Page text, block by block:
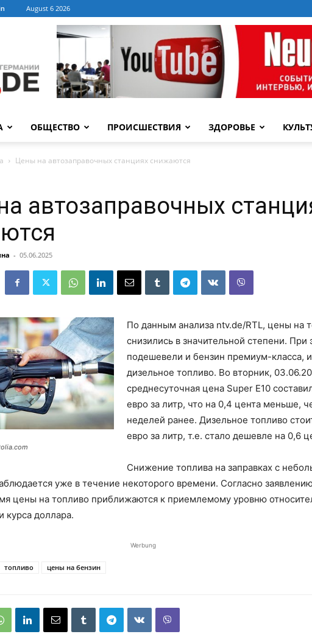
August 6 2026
ОБЩЕСТВО ПРОИСШЕСТВИЯ ЗДОРОВЬЕ
Цены на автозаправочных станциях снижаются
автозаправочных
- 05.06.2025
По данным анализа ntv.de/RTL, цены на
снизились в значительной степени. При
подешевели и бензин премиум-класса, и
дизельное топливо. Во вторник,
среднесуточная цена Super E10
евро за литр, что на 0,4 цента меньше,
неделей ранее. Дизельное топливо
евро за литр, т.е. стало дешевле на 0,6
Снижение топлива на заправках с
уже в течение некоторого времени. Согласно
цены на топливо приближаются к приемлемому уровню
курса доллара.
Werbung
топливо цены на бензин